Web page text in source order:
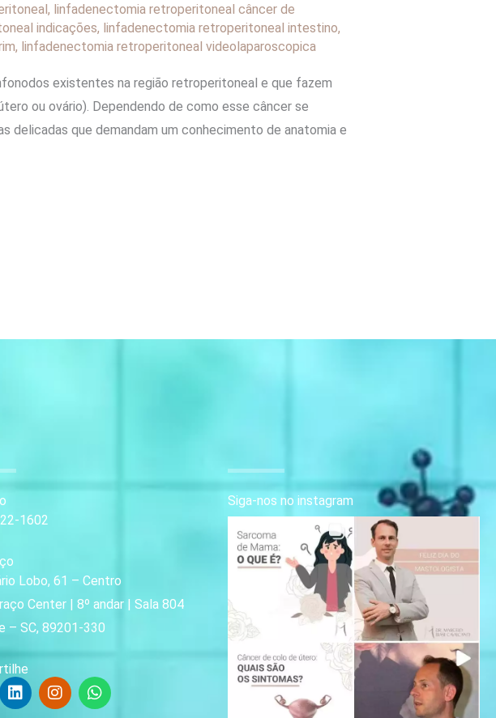
, linfadenectomia retroperitoneal câncer de
indicações, linfadenectomia retroperitoneal intestino,
, linfadenectomia retroperitoneal videolaparoscopica
existentes na região retroperitoneal e que fazem
ou ovário). Dependendo de como esse câncer se
delicadas que demandam um conhecimento de anatomia e
1602
Lobo, 61 – Centro
Center | 8º andar | Sala 804
– SC, 89201-330
L
i
I
n
W
h
Siga-nos no instagram